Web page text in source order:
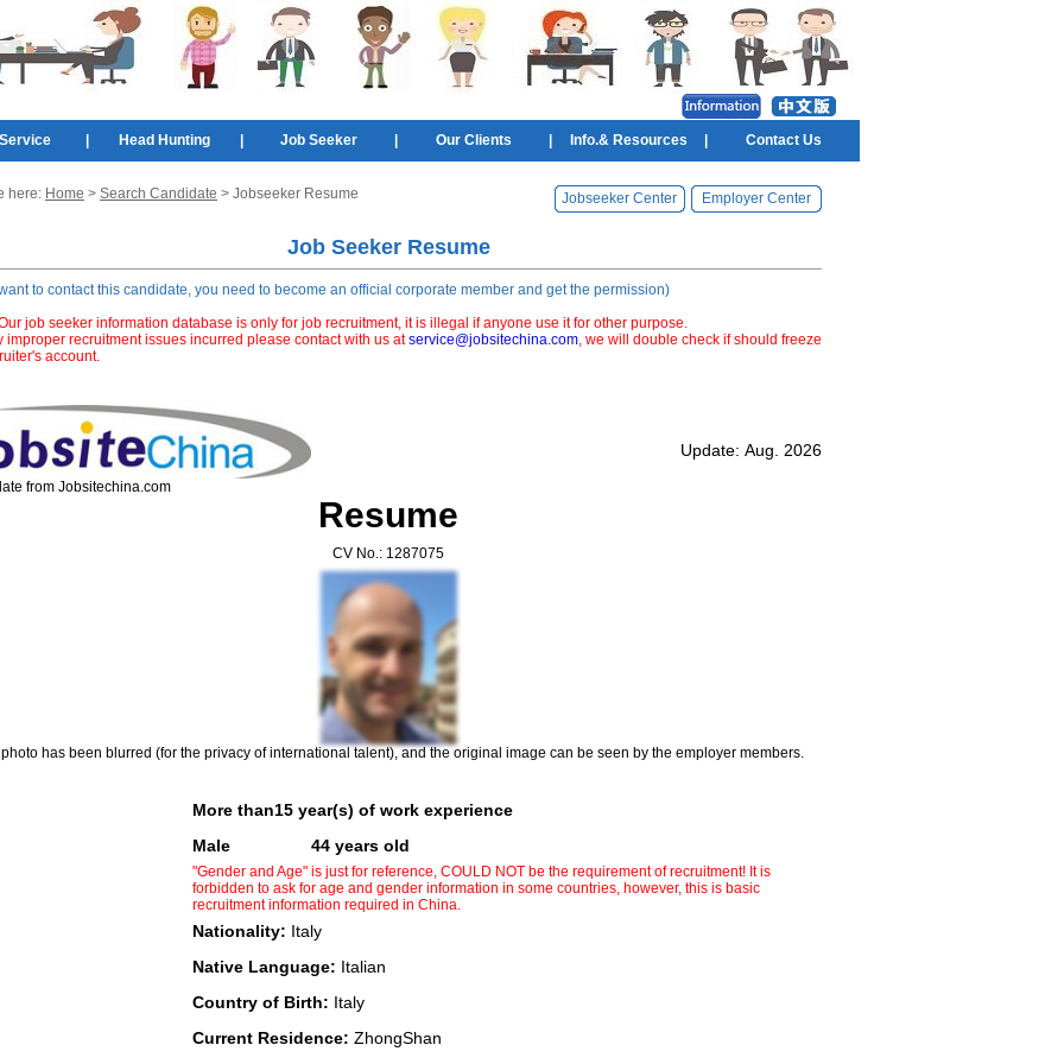
Head Hunting Job Seeker Our Clients Info.& Resources Contact Us
here: Home > Search Candidate > Jobseeker Resume Jobseeker Center Employer Center
Job Seeker Resume
to contact this candidate, you need to become an official corporate member and get the permission)
job seeker information database is only for job recruitment, it is illegal if anyone use it for other purpose.
improper recruitment issues incurred please contact with us atservice@jobsitechina.com, we will double check if should freeze
account.
from Jobsitechina.com
Update: Aug. 2026
Resume
CV No.: 1287075
has been blurred (for the privacy of international talent), and the original image can be seen by the employer members.
More than15 year(s) of work experience
Male
44 years old
"Gender and Age" is just for reference, COULD NOT be the requirement of recruitment! It is
forbidden to ask for age and gender information in some countries, however, this is basic
recruitment information required in China.
Nationality: Italy
Native Language: Italian
Country of Birth: Italy
Current Residence: ZhongShan